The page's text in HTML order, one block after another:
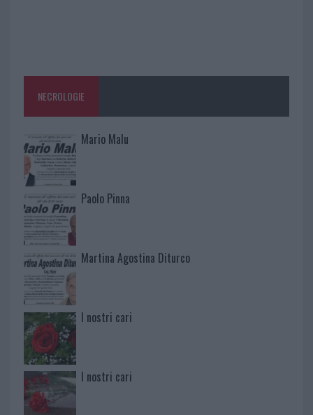
NECROLOGIE
Mario Malu
Paolo Pinna
Martina Agostina Diturco
I nostri cari
I nostri cari